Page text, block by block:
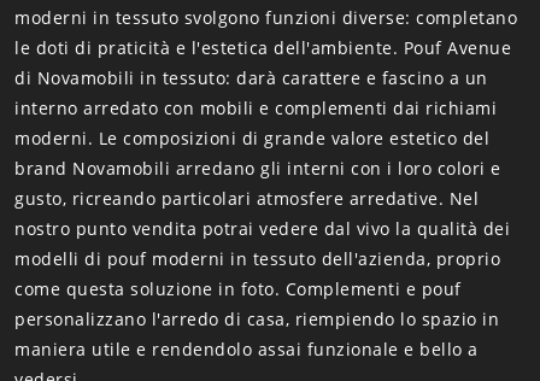
moderni in tessuto svolgono funzioni diverse: completano
le doti di praticità e l'estetica dell'ambiente. Pouf Avenue
di Novamobili in tessuto: darà carattere e fascino a un
interno arredato con mobili e complementi dai richiami
moderni. Le composizioni di grande valore estetico del
brand Novamobili arredano gli interni con i loro colori e
gusto, ricreando particolari atmosfere arredative. Nel
nostro punto vendita potrai vedere dal vivo la qualità dei
modelli di pouf moderni in tessuto dell'azienda, proprio
come questa soluzione in foto. Complementi e pouf
personalizzano l'arredo di casa, riempiendo lo spazio in
maniera utile e rendendolo assai funzionale e bello a